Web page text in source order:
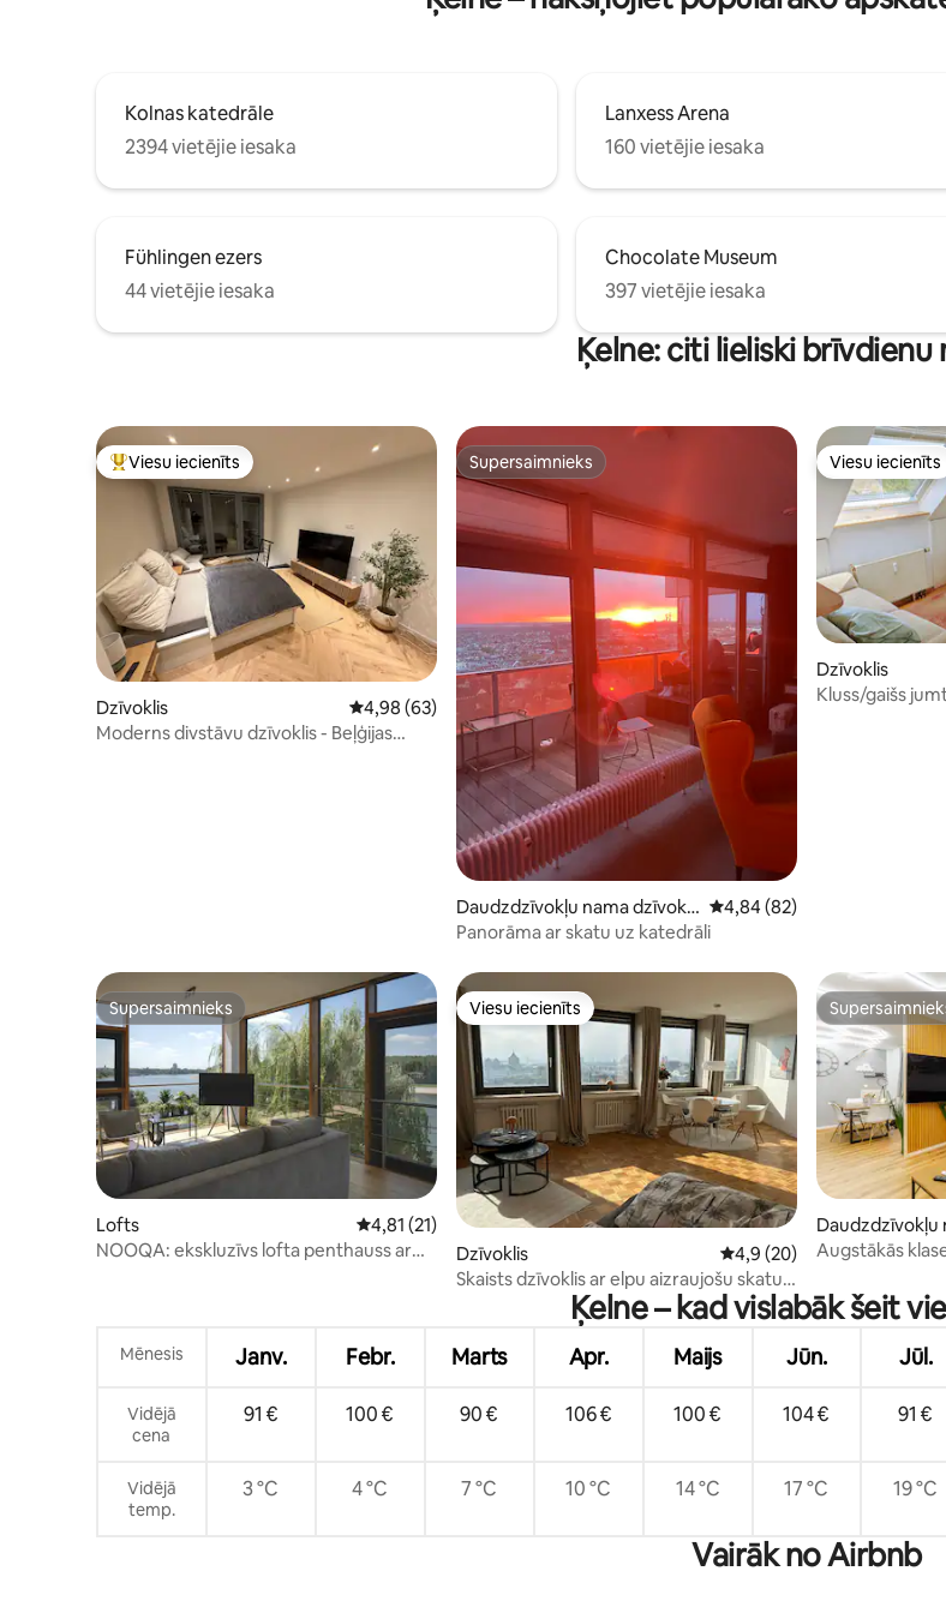
Kolnas katedrāle
2394 vietējie iesaka
Lanxess Arena
160 vietējie iesaka
Fühlingen ezers
44 vietējie iesaka
Chocolate Museum
397 vietējie iesaka
Ķelne: citi lieliski brīvdienu
Populārs viesu iecienīts mājoklis
Viesu iecienīts
Dzīvoklis Vidējais vērtējums: 4,98 no 5, atsauksmju skaits: 63
4,98 (63)
Moderns divstāvu dzīvoklis - Beļģijas
Supersaimnieks
Supersaimnieks
Daudzdzīvokļu nama dzīvokli
s
Vidējais vērtējums: 4,84 no
4,84 (82)
Panorāma ar skatu uz katedrāli
Viesu iecienīts
Viesu iecienīts
Dzīvoklis
Kluss/gaišs
Supersaimnieks
Supersaimnieks
Lofts Vidējais vērtējums: 4,81 no 5, atsauksmju skaits: 21
4,81 (21)
NOOQA: ekskluzīvs lofta penthauss ar
Viesu iecienīts
Viesu iecienīts
Dzīvoklis Vidējais vērtējums: 4,9 no
4,9 (20)
Skaists dzīvoklis ar elpu aizraujošu skatu
Daudzdzīvokļu
s
Augstākās
Ķelne – kad vislabāk šeit
Mēnesis Janv. Febr. Marts Apr. Maijs Jūn. Jūl.
Vidējā
cena
91 € 100 € 90 € 106 € 100 € 104 € 91 €
Vidējā
temp.
3 °C 4 °C 7 °C 10 °C 14 °C 17 °C 19 °C
Vairāk no Airbnb